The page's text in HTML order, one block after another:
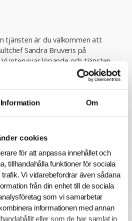
Information Om
cookies
för att anpassa innehållet och
tillhandahålla funktioner för sociala
Vi vidarebefordrar även sådana
från din enhet till de sociala
som vi samarbetar
informationen med annan
eller som de har samlat in
tjänsten är du välkommen att
Sandra Bruveris på
intervjuar löpande och tjänsten
innan ansökningstiden har gått
2025-10-10.
ansökan!
SJR innebär att du blir en del
med kompetens att ge dig
att utvecklas både inom din
plan. Du får tillgång till vårt
företag och uppdragsgivare
att ta din karriär till nästa